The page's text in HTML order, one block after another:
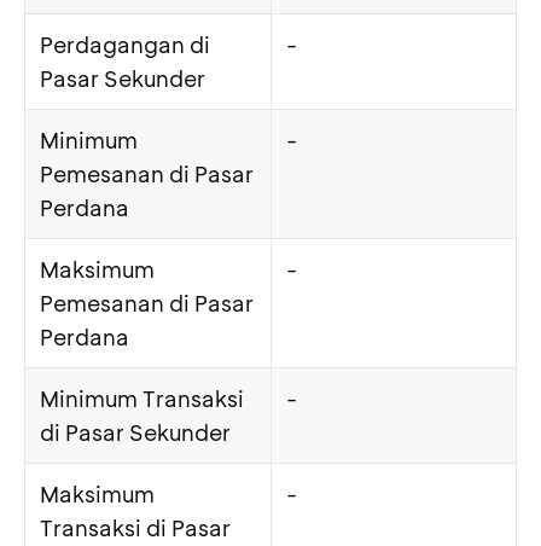
Perdagangan di
Pasar Sekunder
-
Minimum
Pemesanan di Pasar
Perdana
-
Maksimum
Pemesanan di Pasar
Perdana
-
Minimum Transaksi
di Pasar Sekunder
-
Maksimum
Transaksi di Pasar
-